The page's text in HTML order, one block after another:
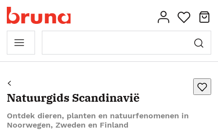
Natuurgids Scandinavië
Ontdek dieren, planten en natuurfenomenen in
Noorwegen, Zweden en Finland